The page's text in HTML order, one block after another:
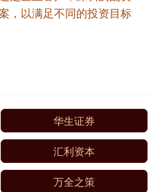
，以满足不同的投资目标
华生证券
汇利资本
万全之策